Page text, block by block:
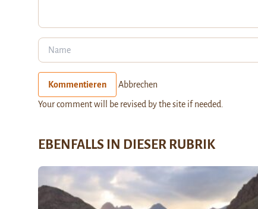
Kommentieren Abbrechen
Your comment will be revised by the site if needed.
EBENFALLS IN DIESER RUBRIK